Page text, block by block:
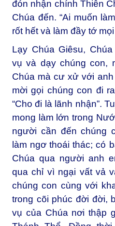
đón nhận chính Thiên
Chúa đến. “Ai muốn
rốt hết và làm đầy tớ
Lạy Chúa Giêsu,
vụ và dạy chúng con,
Chúa mà cư xử với
mời gọi chúng con đi
“Cho đi là lãnh nhận”.
mong làm lớn trong
người cần đến chúng
làm ngơ thoái thác; có
Chúa qua người anh
qua chỉ vì ngại vất vả
chúng con cùng với
trong cõi phúc đời đời,
vụ của Chúa nơi thập